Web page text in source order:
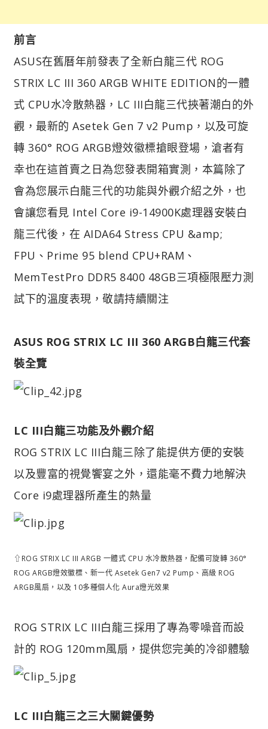
前言
ASUS在舊曆年前發表了全新白龍三代 ROG
STRIX LC III 360 ARGB WHITE EDITION的一體
式 CPU水冷散熱器，LC III白龍三代挾著潮白的外
觀，最新的 Asetek Gen 7 v2 Pump，以及可旋
轉 360° ROG ARGB燈效徽標搶眼登場，滄者有
幸也在這首賣之日為您發表開箱實測，本篇除了
會為您展示白龍三代的功能與外觀介紹之外，也
會讓您看見 Intel Core i9-14900K處理器安裝白
龍三代後，在 AIDA64 Stress CPU &amp;
FPU、Prime 95 blend CPU+RAM、
MemTestPro DDR5 8400 48GB三項極限壓力測
試下的溫度表現，敬請持續關注
ASUS ROG STRIX LC III 360 ARGB白龍三代套
裝全覽
LC III白龍三功能及外觀介紹
ROG STRIX LC III白龍三除了能提供方便的安裝
以及豐富的視覺饗宴之外，還能毫不費力地解決
Core i9處理器所產生的熱量
⇧ROG STRIX LC III ARGB 一體式 CPU 水冷散熱器，配備可旋轉 360°
ROG ARGB燈效徽標、新一代 Asetek Gen7 v2 Pump、高級 ROG
ARGB風扇，以及 10多種個人化 Aura燈光效果
ROG STRIX LC III白龍三採用了專為零噪音而設
計的 ROG 120mm風扇，提供您完美的冷卻體驗
LC III白龍三之三大關鍵優勢